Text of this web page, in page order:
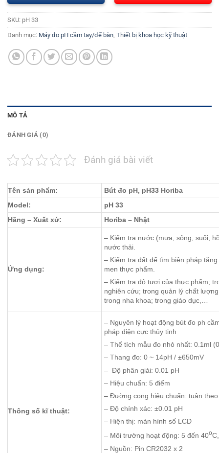
SKU: pH 33
Danh mục: Máy đo pH cầm tay/để bàn Thiết bị khoa học kỹ thuật
MÔ TẢ
ĐÁNH GIÁ (0)
Đánh giá bài viết
Tên sản phẩm:
Bút đo pH, pH33 Horiba
Model:
pH 33
Hãng – Xuất xứ:
Horiba – Nhật
Ứng dụng:
– Kiểm tra nước (mưa, sông, suối,
nước thải.
– Kiểm tra đất để tìm biện pháp
men thực phẩm.
– Kiểm tra độ tươi của thực phẩm;
nghiên cứu; trong quản lý chất
trong nha khoa; trong giáo dục,…
Thông số kĩ thuật:
– Nguyên lý hoạt động bút đo ph
pháp điện cực thủy tinh
– Thể tích mẫu đo nhỏ nhất: 0.1ml
– Thang đo: 0 ~ 14pH / ±650mV
– Độ phân giải: 0.01 pH
– Hiệu chuẩn: 5 điểm
– Đường cong hiệu chuẩn: tuân
– Độ chính xác: ±0.01 pH
– Hiện thị: màn hình số LCD
– Môi trường hoạt động: 5 đến 40o
– Nguồn: Pin CR2032 x 2